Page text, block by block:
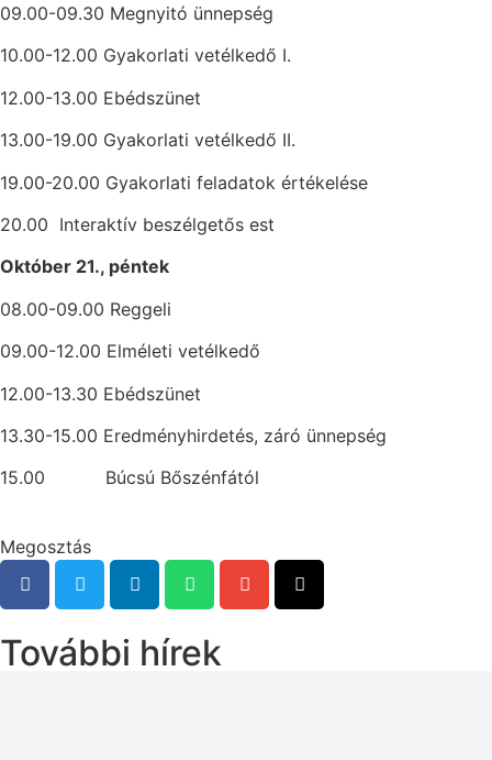
09.00-09.30 Megnyitó ünnepség
10.00-12.00 Gyakorlati vetélkedő I.
12.00-13.00 Ebédszünet
13.00-19.00 Gyakorlati vetélkedő II.
19.00-20.00 Gyakorlati feladatok értékelése
20.00 Interaktív beszélgetős est
Október 21., péntek
08.00-09.00 Reggeli
09.00-12.00 Elméleti vetélkedő
12.00-13.30 Ebédszünet
13.30-15.00 Eredményhirdetés, záró ünnepség
15.00 Búcsú Bőszénfától
Megosztás
További hírek